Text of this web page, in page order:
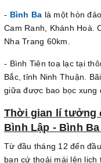
- Bình Ba là một hòn
Cam Ranh, Khánh Hoà.
Nha Trang 60km.
- Bình Tiên toạ lạc tại
Bắc, tỉnh Ninh Thuận.
giữa được bao bọc xung
Thời gian lí tưởng
Bình Lập - Bình
Từ đầu tháng 12 đến
bạn cứ thoải mái lên lịch